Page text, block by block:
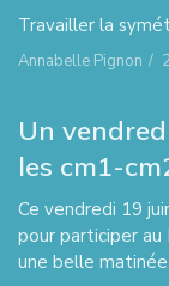
Travailler la
Annabelle Pignon /
Un
les cm1-
Ce vendredi 19
pour participer au
une belle